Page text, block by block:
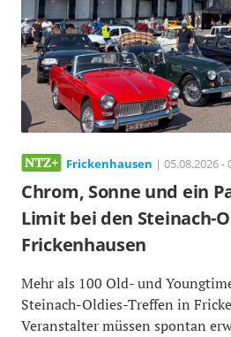
Frickenhausen | 05.08.2026 -
Chrom, Sonne und ein
Limit bei den Steinach-
Frickenhausen
Mehr als 100 Old- und
Steinach-Oldies-Treffen in
Veranstalter müssen spontan